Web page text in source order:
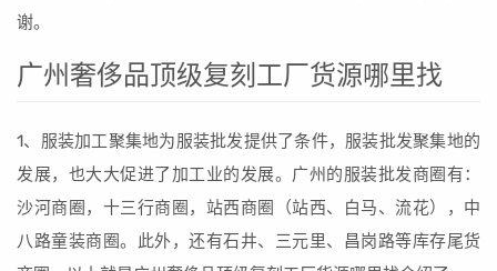
谢。
广州奢侈品顶级复刻工厂货源哪里找
1、服装加工聚集地为服装批发提供了条件，服装批发聚集地的
发展，也大大促进了加工业的发展。广州的服装批发商圈有：
沙河商圈，十三行商圈，站西商圈（站西、白马、流花），中
八路童装商圈。此外，还有石井、三元里、昌岗路等库存尾货